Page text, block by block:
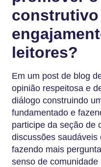
construtivo
leitores?
Em um post de blog
opinião respeitosa e
diálogo construindo
fundamentado e
participe da seção de
discussões
fazendo mais
senso de